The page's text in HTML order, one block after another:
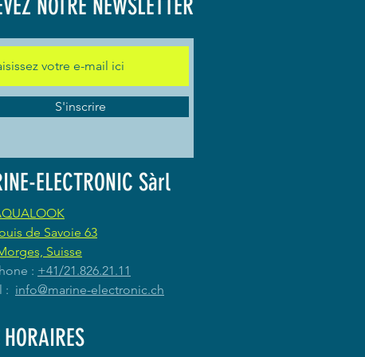
NOTRE NEWSLETTER
S'inscrire
ELECTRONIC Sàrl
de Savoie 63
Suisse
: +41/21.826.21.11
: info@marine-electronic.ch